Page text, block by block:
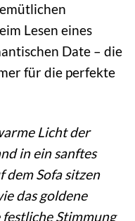
Lesen eines
Date – die
für die perfekte
Licht der
in ein sanftes
dem Sofa sitzen
das goldene
Stimmung